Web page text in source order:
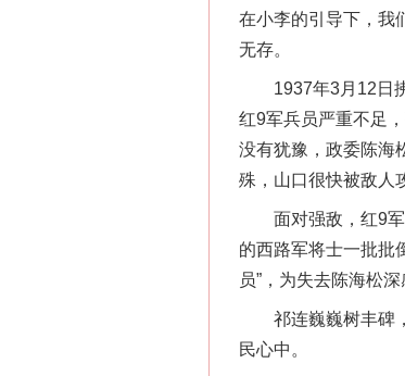
在小李的引导下，我
无存。
1937年3月12日拂
红9军兵员严重不足
没有犹豫，政委陈海
殊，山口很快被敌人
面对强敌，红9军
的西路军将士一批批
员”，为失去陈海松深
祁连巍巍树丰碑，
民心中。